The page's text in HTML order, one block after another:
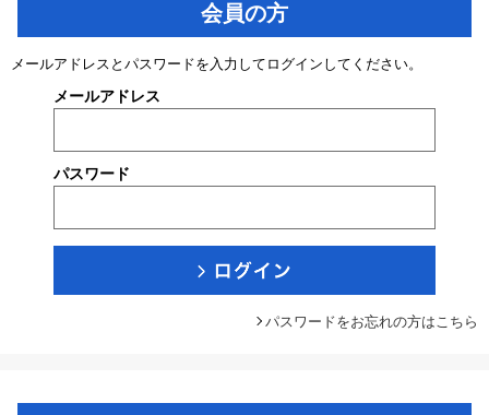
会員の方
メールアドレスとパスワードを入力してログインしてください。
メールアドレス
パスワード
パスワードをお忘れの方はこちら